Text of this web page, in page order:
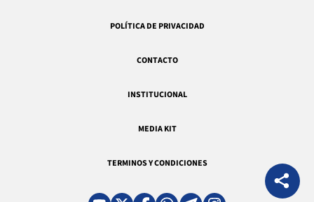
POLÍTICA DE PRIVACIDAD
CONTACTO
INSTITUCIONAL
MEDIA KIT
TERMINOS Y CONDICIONES